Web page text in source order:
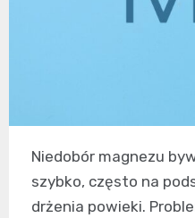
Niedobór magnezu
szybko, często na
drżenia powieki.